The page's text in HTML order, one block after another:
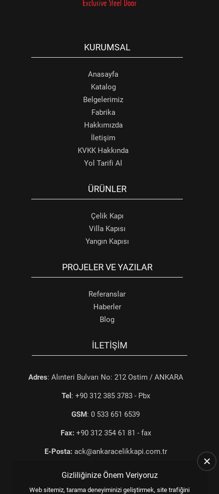
KURUMSAL
Anasayfa
Katalog
Belgelerimiz
Fabrika
Hakkımızda
İletişim
KVKK Hakkında
Yol Tarifi Al
ÜRÜNLER
Çelik Kapı
Villa Kapısı
Yangın Kapısı
PROJELER VE YAZILAR
Referanslar
Haberler
Blog
İLETIŞIM
Adres: Alınteri Bulvarı No: 212 Ostim / ANKARA
Tel : +90 312 385 3783 - Pbx
GSM: 0 533 651 6539
Fax:+90 312 354 61 81 - fax
E-Posta:ack@ankaracelikkapi.com.tr
Gizliliğinize Önem Veriyoruz
Web sitemiz, tarama deneyiminizi geliştirmek, site trafiğini